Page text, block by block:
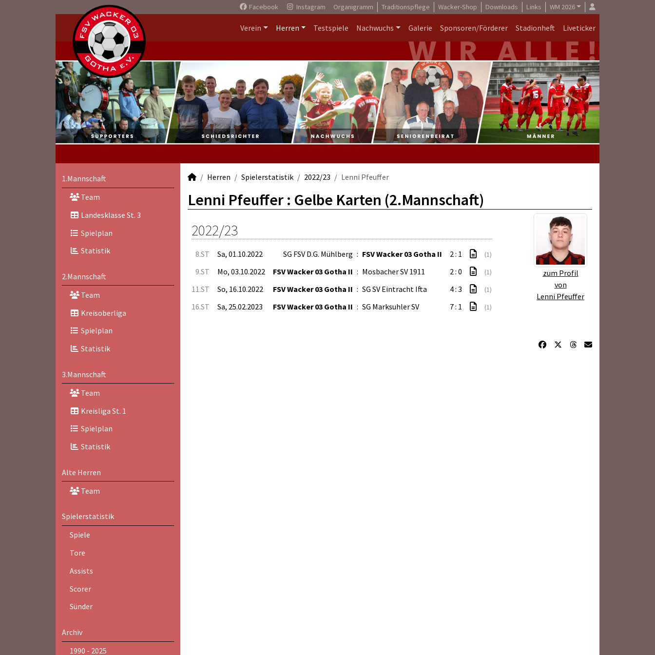
Facebook Instagram Organigramm Traditionspflege Wacker-Shop Downloads Links WM 2026
Verein Herren Testspiele Nachwuchs Galerie Sponsoren/Förderer Stadionheft Liveticker
1.Mannschaft
Team
Landesklasse St. 3
Spielplan
Statistik
2.Mannschaft
Team
Kreisoberliga
Spielplan
Statistik
3.Mannschaft
Team
Kreisliga St. 1
Spielplan
Statistik
Alte Herren
Team
Spielerstatistik
Spiele
Tore
Assists
Scorer
Sünder
Archiv
1990 - 2025
Herren Spielerstatistik 2022/23 Lenni Pfeuffer
Lenni Pfeuffer : Gelbe Karten (2.Mannschaft)
zum Profil
von
Lenni Pfeuffer
2022/23
8.ST Sa, 01.10.2022 SG FSV D.G. Mühlberg : FSV Wacker 03 Gotha II 2 : 1 (1)
9.ST Mo, 03.10.2022 FSV Wacker 03 Gotha II : Mosbacher SV 1911 2 : 0 (1)
11.ST So, 16.10.2022 FSV Wacker 03 Gotha II : SG SV Eintracht Ifta 4 : 3 (1)
16.ST Sa, 25.02.2023 FSV Wacker 03 Gotha II : SG Marksuhler SV 7 : 1 (1)